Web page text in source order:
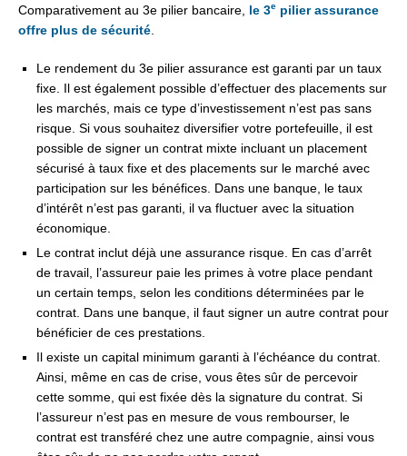
Comparativement au 3e pilier bancaire, le 3e pilier assurance
offre plus de sécurité
Le rendement du 3e pilier assurance est garanti par un taux
fixe. Il est également possible d’effectuer des placements sur
les marchés, mais ce type d’investissement n’est pas sans
risque. Si vous souhaitez diversifier votre portefeuille, il est
possible de signer un contrat mixte incluant un placement
sécurisé à taux fixe et des placements sur le marché avec
participation sur les bénéfices. Dans une banque, le taux
d’intérêt n’est pas garanti, il va fluctuer avec la situation
économique.
Le contrat inclut déjà une assurance risque. En cas d’arrêt
de travail, l’assureur paie les primes à votre place pendant
un certain temps, selon les conditions déterminées par le
contrat. Dans une banque, il faut signer un autre contrat pour
bénéficier de ces prestations.
Il existe un capital minimum garanti à l’échéance du contrat.
Ainsi, même en cas de crise, vous êtes sûr de percevoir
cette somme, qui est fixée dès la signature du contrat. Si
l’assureur n’est pas en mesure de vous rembourser, le
contrat est transféré chez une autre compagnie, ainsi vous